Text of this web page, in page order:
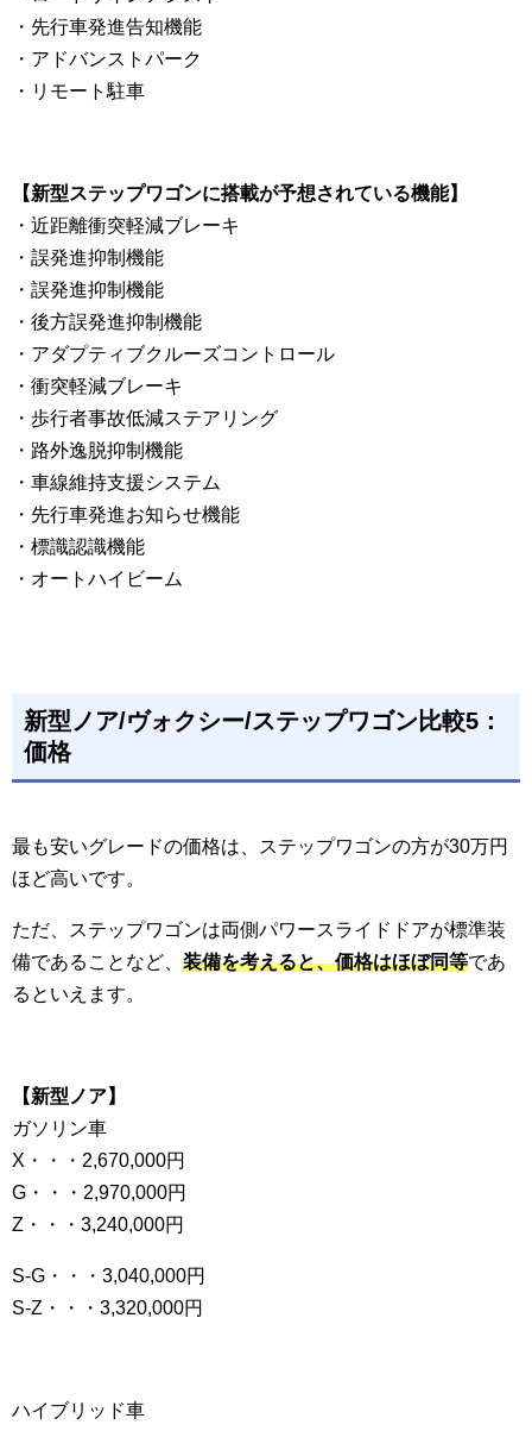
・先行車発進告知機能
・アドバンストパーク
・リモート駐車
【新型ステップワゴンに搭載が予想されている機能】
・近距離衝突軽減ブレーキ
・誤発進抑制機能
・誤発進抑制機能
・後方誤発進抑制機能
・アダプティブクルーズコントロール
・衝突軽減ブレーキ
・歩行者事故低減ステアリング
・路外逸脱抑制機能
・車線維持支援システム
・先行車発進お知らせ機能
・標識認識機能
・オートハイビーム
新型ノア/ヴォクシー/ステップワゴン比較5：
価格
最も安いグレードの価格は、ステップワゴンの方が30万円
ほど高いです。
ただ、ステップワゴンは両側パワースライドドアが標準装
備であることなど、 装備を考えると、価格はほぼ同等であ
るといえます。
【新型ノア】
ガソリン車
X・・・2,670,000円
G・・・2,970,000円
Z・・・3,240,000円
S-G・・・3,040,000円
S-Z・・・3,320,000円
ハイブリッド車